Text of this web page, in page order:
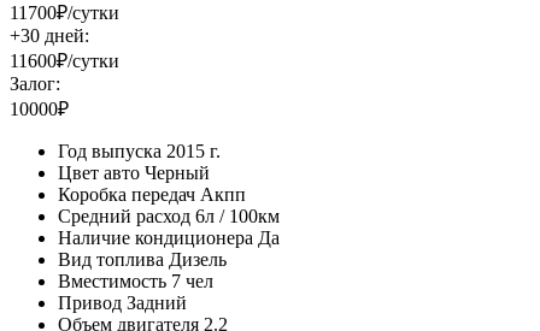
11700₽/сутки
+30 дней:
11600₽/сутки
Залог:
10000₽
Год выпуска 2015 г.
Цвет авто Черный
Коробка передач Акпп
Средний расход 6л / 100км
Наличие кондиционера Да
Вид топлива Дизель
Вместимость 7 чел
Привод Задний
Объем двигателя 2.2